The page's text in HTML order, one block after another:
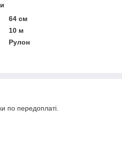
64 см
10 м
Рулон
по передоплаті.